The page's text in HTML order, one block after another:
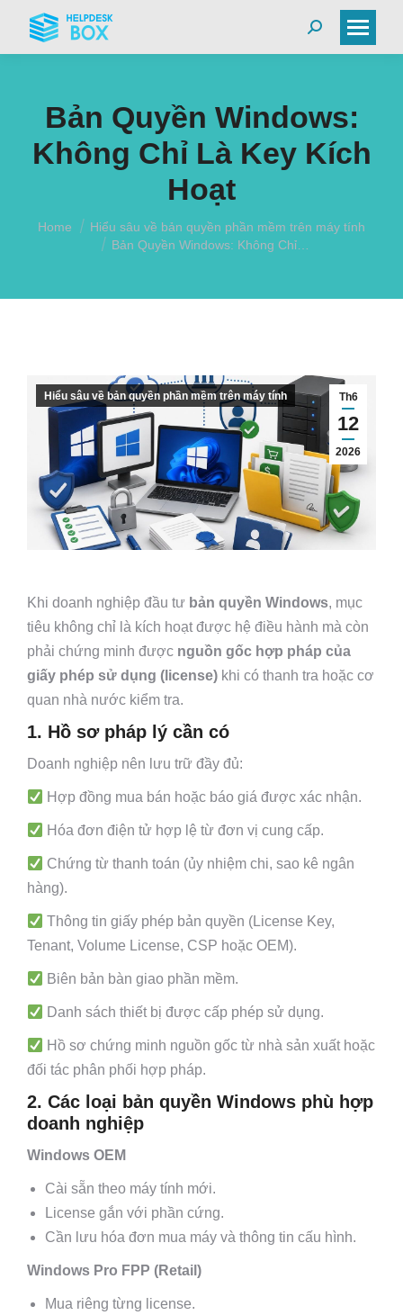
Search:
Bản Quyền Windows:
Không Chỉ Là Key Kích
Hoạt
You are here:
Home
Hiểu sâu về bản quyền phần mềm trên máy tính
Bản Quyền Windows: Không Chỉ…
Th6
12
2026
Hiểu sâu về bản quyền phần mềm trên máy tính
Khi doanh nghiệp đầu tư bản quyền Windows, mục
tiêu không chỉ là kích hoạt được hệ điều hành mà còn
phải chứng minh được nguồn gốc hợp pháp của
giấy phép sử dụng (license) khi có thanh tra hoặc cơ
quan nhà nước kiểm tra.
1. Hồ sơ pháp lý cần có
Doanh nghiệp nên lưu trữ đầy đủ:
Hợp đồng mua bán hoặc báo giá được xác nhận.
Hóa đơn điện tử hợp lệ từ đơn vị cung cấp.
Chứng từ thanh toán (ủy nhiệm chi, sao kê ngân
hàng).
Thông tin giấy phép bản quyền (License Key,
Tenant, Volume License, CSP hoặc OEM).
Biên bản bàn giao phần mềm.
Danh sách thiết bị được cấp phép sử dụng.
Hồ sơ chứng minh nguồn gốc từ nhà sản xuất hoặc
đối tác phân phối hợp pháp.
2. Các loại bản quyền Windows phù hợp
doanh nghiệp
Windows OEM
Cài sẵn theo máy tính mới.
License gắn với phần cứng.
Cần lưu hóa đơn mua máy và thông tin cấu hình.
Windows Pro FPP (Retail)
Mua riêng từng license.